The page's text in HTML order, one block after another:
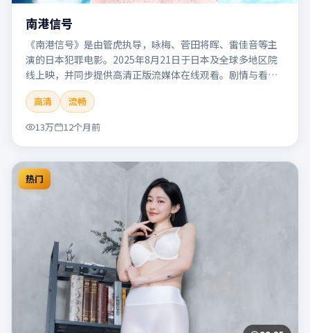
南港信号
《南港信号》是由管虎执导，咏梅、菅田将晖、雷佳音等主
演的日本犯罪电影。2025年8月21日于日本及全球多地区院
线上映，并同步提供高清正版流媒体在线观看。剧情与看
点：聚焦案件与人性灰色地带，张力十足，兼具社会观察与
戏剧冲突。本片适合检索「南港信号」「管虎」「犯罪」
「日本」「2025」「2025-08-21上映」等关键词的影迷阅读
简介与主创信息。
高清
流畅
13万
12个月前
热门